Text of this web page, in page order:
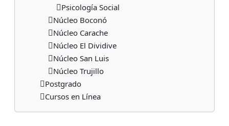
Psicología Social
Núcleo Boconó
Núcleo Carache
Núcleo El Dividive
Núcleo San Luis
Núcleo Trujillo
Postgrado
Cursos en Línea